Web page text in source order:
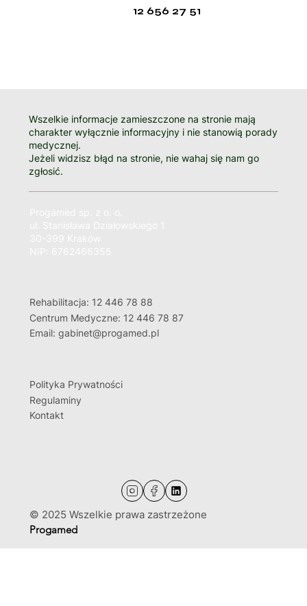
12 656 27 51
Wszelkie informacje zamieszczone na stronie mają
charakter wyłącznie informacyjny i nie stanowią porady
medycznej.
Jeżeli widzisz błąd na stronie, nie wahaj się nam go
zgłosić.
Rehabilitacja: 12 446 78 88
Centrum Medyczne: 12 446 78 87
Email: gabinet@progamed.pl
© 2025 Wszelkie prawa zastrzeżone
Progamed
Polityka Prywatności
Regulaminy
Kontakt